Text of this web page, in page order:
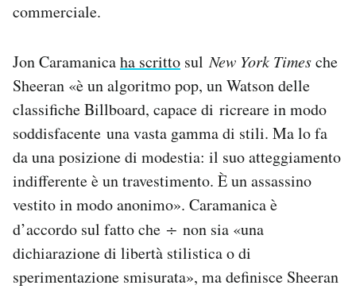
commerciale.
Jon Caramanicaha scritto sulNew York Timesche
Sheeran «è un algoritmo pop, un Watson delle
classifiche Billboard, capace di ricreare in modo
soddisfacente una vasta gamma di stili. Ma lo fa
da una posizione di modestia: il suo atteggiamento
indifferente è un travestimento. È un assassino
vestito in modo anonimo». Caramanica è
d’accordo sul fatto che ÷ non sia «una
dichiarazione di libertà stilistica o di
sperimentazione smisurata», ma definisce Sheeran